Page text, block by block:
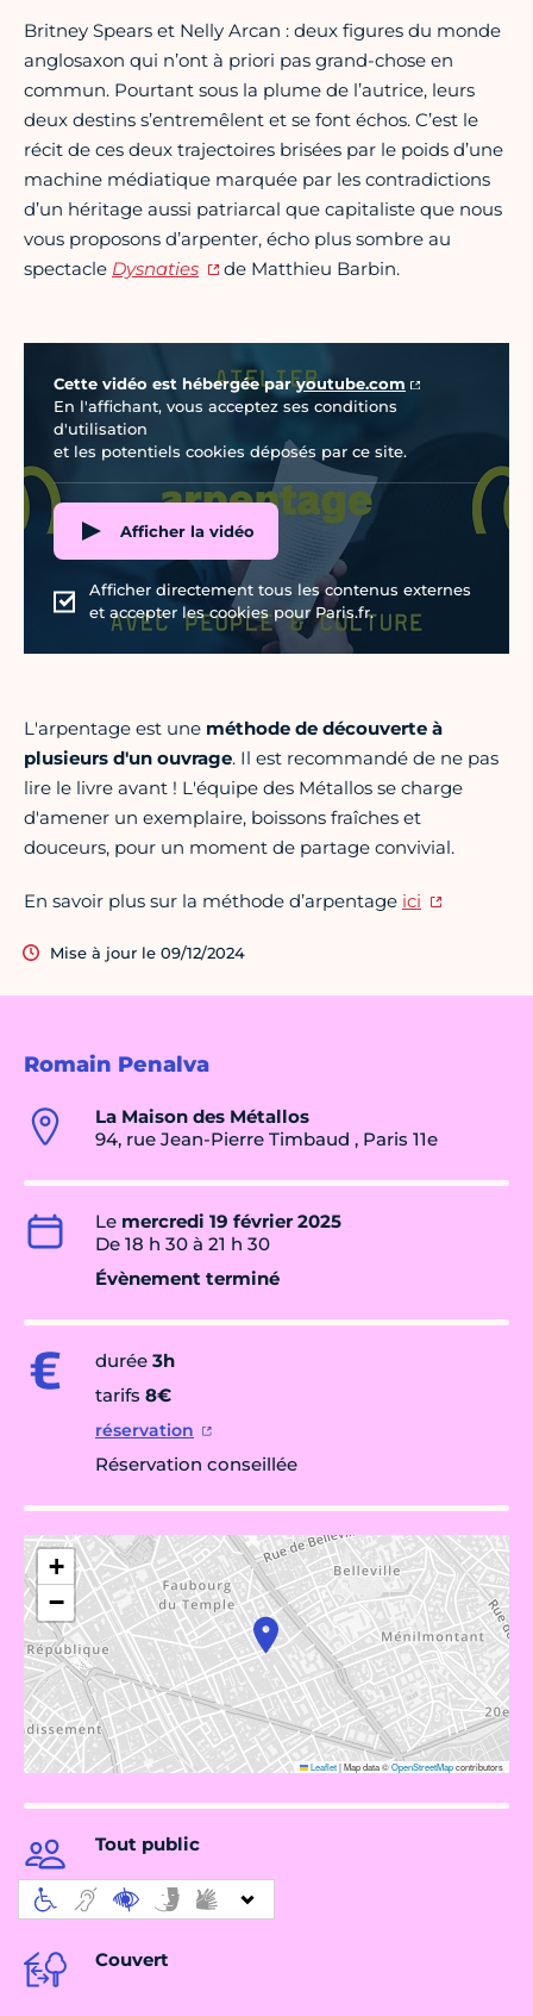
Romain Penalva
La Maison des Métallos
94, rue Jean-Pierre Timbaud , Paris 11e
Le mercredi 19 février 2025
De 18 h 30 à 21 h 30
Évènement terminé
durée 3h
tarifs 8€
réservation
Réservation conseillée
+
−
Leaflet|Map data ©OpenStreetMapcontributors
Tout public
Couvert
Britney Spears et Nelly Arcan : deux figures du monde
anglosaxon qui n’ont à priori pas grand-chose en
commun. Pourtant sous la plume de l’autrice, leurs
deux destins s’entremêlent et se font échos. C’est le
récit de ces deux trajectoires brisées par le poids d’une
machine médiatique marquée par les contradictions
d’un héritage aussi patriarcal que capitaliste que nous
vous proposons d’arpenter, écho plus sombre au
spectacle Dysnaties de Matthieu Barbin.
Cette vidéo est hébergée paryoutube.com
En l'affichant, vous acceptez ses conditions
d'utilisation
et les potentiels cookies déposés par ce site.
Afficher la vidéo
Afficher directement tous les contenus externes
et accepter les cookies pour Paris.fr.
L'arpentage est une méthode de découverte à
plusieurs d'un ouvrage. Il est recommandé de ne pas
lire le livre avant ! L'équipe des Métallos se charge
d'amener un exemplaire, boissons fraîches et
douceurs, pour un moment de partage convivial.
En savoir plus sur la méthode d’arpentage ici
Mise à jour le 09/12/2024